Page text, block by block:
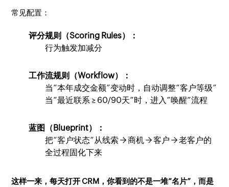
常见配置：
评分规则（Scoring Rules）：
行为触发加减分
工作流规则（Workflow）：
当“本年成交金额”变动时，自动调整“客户等级”
当“最近联系 ≥ 60/90天”时，进入“唤醒”流程
蓝图（Blueprint）：
把“客户状态”从线索 → 商机 → 客户 → 老客户的
全过程固化下来
这样一来，每天打开 CRM，你看到的不是一堆“名片”，而是